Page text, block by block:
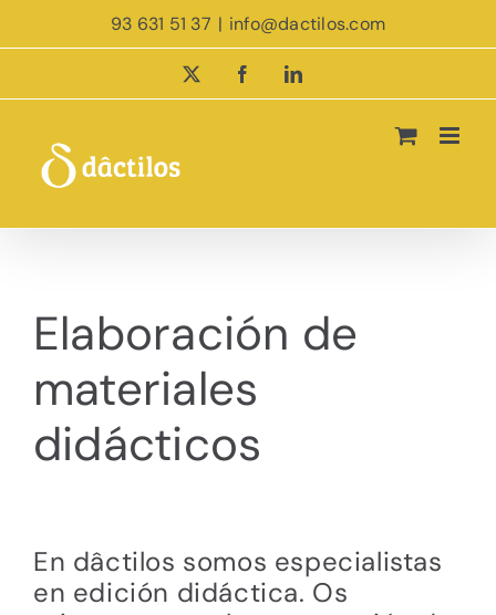
al
93 631 51 37 | info@dactilos.com
X FacebookLinkedIn
Elaboración de
materiales
didácticos
En dâctilos somos especialistas
en edición didáctica. Os